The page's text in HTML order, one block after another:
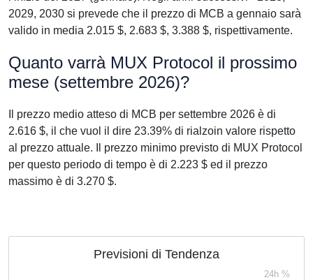
2029, 2030 si prevede che il prezzo di MCB a gennaio sarà
valido in media 2.015 $, 2.683 $, 3.388 $, rispettivamente.
Quanto varrà MUX Protocol il prossimo
mese (settembre 2026)?
Il prezzo medio atteso di MCB per settembre 2026 è di
2.616 $, il che vuol il dire 23.39% di rialzoin valore rispetto
al prezzo attuale. Il prezzo minimo previsto di MUX Protocol
per questo periodo di tempo è di 2.223 $ ed il prezzo
massimo è di 3.270 $.
Previsioni di Tendenza
24h %